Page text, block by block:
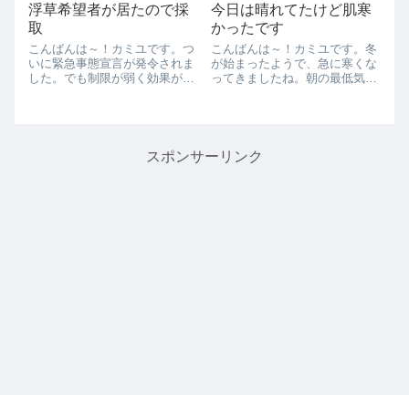
浮草希望者が居たので採
取
こんばんは～！カミユです。つ
いに緊急事態宣言が発令されま
した。でも制限が弱く効果が出
す。さてサンショウモですが希
今日は晴れてたけど肌寒
かったです
こんばんは～！カミユです。冬
が始まったようで、急に寒くな
ってきましたね。朝の最低気温
てメダカも浮かんで来てました
が、動きがだい...
スポンサーリンク